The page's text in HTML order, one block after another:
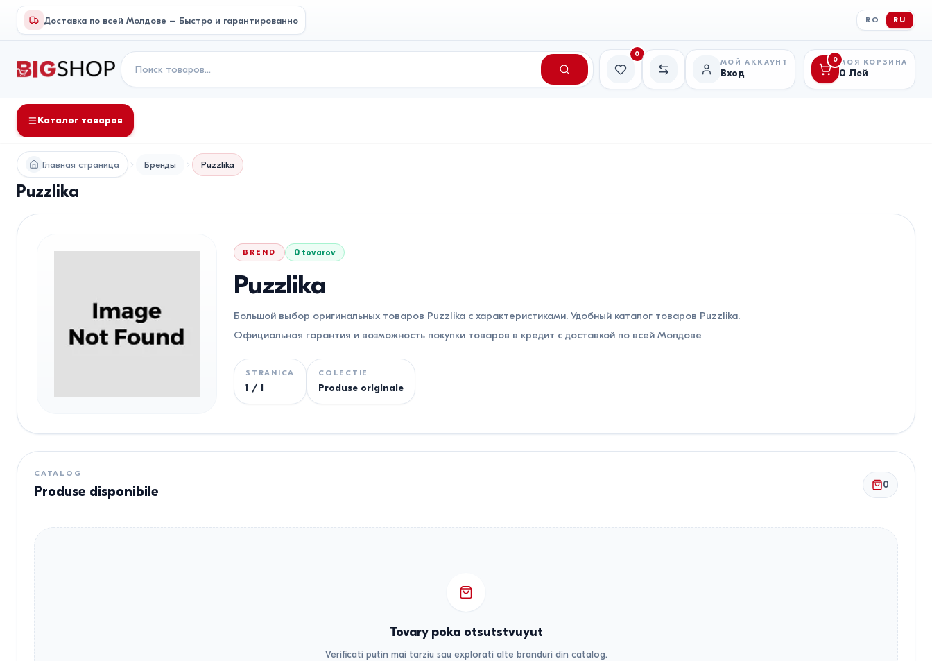
Доставка по всей Молдове – Быстро и гарантированно RO RU
Список желаний
0
Сравнение
МОЙ АККАУНТ
Вход
0 МОЯ КОРЗИНА
0 Лей
Каталог товаров
Главная страница Бренды Puzzlika
Puzzlika
BREND 0 tovarov
Puzzlika
Большой выбор оригинальных товаров Puzzlika с характеристиками. Удобный каталог товаров Puzzlika.
Официальная гарантия и возможность покупки товаров в кредит с доставкой по всей Молдове
STRANICA
1 / 1
COLECTIE
Produse originale
CATALOG
Produse disponibile 0
Tovary poka otsutstvuyut
Verificati putin mai tarziu sau explorati alte branduri din catalog.